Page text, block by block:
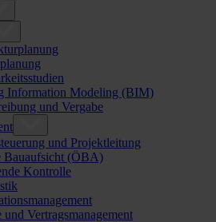
Information Modeling (BIM)
und Vergabe
und Projektleitung
Bauaufsicht (ÖBA)
Kontrolle
und Vertragsmanagement